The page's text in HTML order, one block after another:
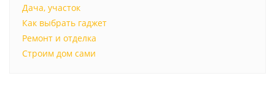
Дача, участок
Как выбрать гаджет
Ремонт и отделка
Строим дом сами